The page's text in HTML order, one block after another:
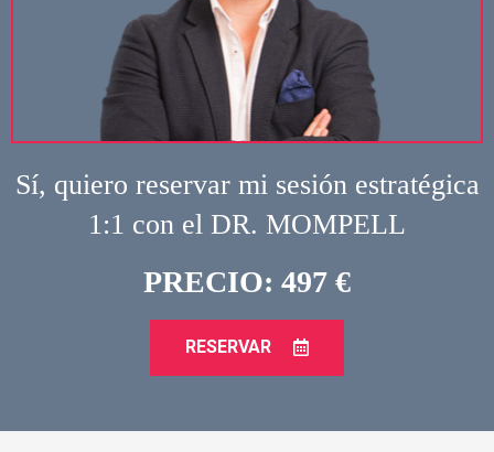
Sí, quiero reservar mi sesión estratégica
1:1 con el DR. MOMPELL
PRECIO: 497 €
RESERVAR